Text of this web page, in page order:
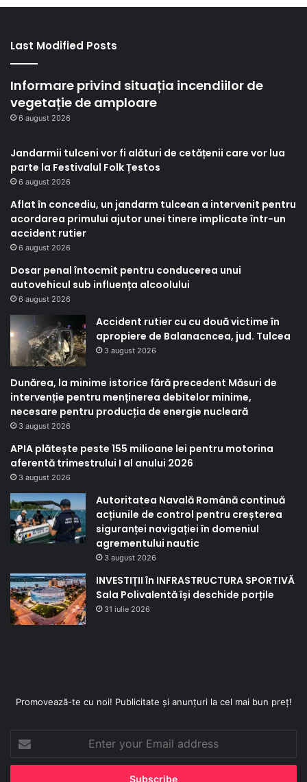
Last Modified Posts
Informare privind situația incendiilor de
vegetație de amploare
6 august 2026
Jandarmii tulceni vor fi alături de cetățenii care vor lua
parte la Festivalul Folk Țestos
6 august 2026
Aflat în concediu, un jandarm tulcean a intervenit pentru
acordarea primului ajutor unei tinere implicate într-un
accident rutier
6 august 2026
Dosar penal întocmit pentru conducerea unui
autovehicul sub influența alcoolului
6 august 2026
Accident rutier cu cu două victime în
apropiere de Balanacncea, jud. Tulcea
3 august 2026
Dunărea, la minime istorice fără precedent Măsuri de
intervenție pentru menținerea debitelor minime,
necesare pentru producția de energie nucleară
3 august 2026
APIA plătește peste 155 milioane lei pentru motorina
aferentă trimestrului I al anului 2026
3 august 2026
Autoritatea Navală Română continuă
acțiunile de control pentru creșterea
siguranței navigației în domeniul
agrementului nautic
3 august 2026
INVESTIȚII în INFRASTRUCTURA SPORTIVĂ
Sala Polivalentă își deschide porțile
31 iulie 2026
Promovează-te cu noi! Publicitate și anunțuri la cel mai bun preț!
your
Email